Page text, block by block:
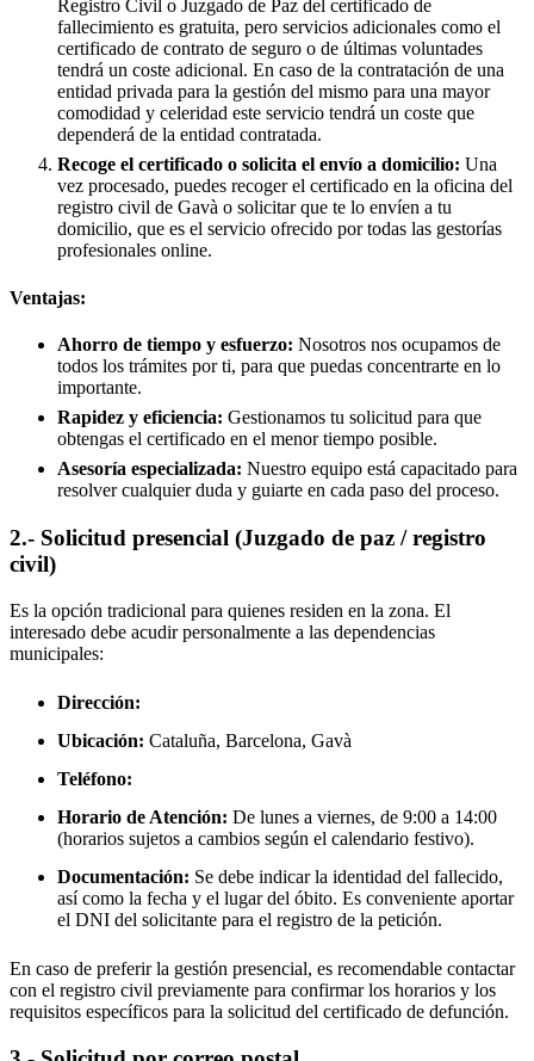
Registro Civil o Juzgado de Paz del certificado de
fallecimiento es gratuita, pero servicios adicionales como el
certificado de contrato de seguro o de últimas voluntades
tendrá un coste adicional. En caso de la contratación de una
entidad privada para la gestión del mismo para una mayor
comodidad y celeridad este servicio tendrá un coste que
dependerá de la entidad contratada.
Recoge el certificado o solicita el envío a domicilio: Una
vez procesado, puedes recoger el certificado en la oficina del
registro civil de Gavà o solicitar que te lo envíen a tu
domicilio, que es el servicio ofrecido por todas las gestorías
profesionales online.
Ventajas:
Ahorro de tiempo y esfuerzo: Nosotros nos ocupamos de
todos los trámites por ti, para que puedas concentrarte en lo
importante.
Rapidez y eficiencia: Gestionamos tu solicitud para que
obtengas el certificado en el menor tiempo posible.
Asesoría especializada: Nuestro equipo está capacitado para
resolver cualquier duda y guiarte en cada paso del proceso.
2.- Solicitud presencial (Juzgado de paz / registro
civil)
Es la opción tradicional para quienes residen en la zona. El
interesado debe acudir personalmente a las dependencias
municipales:
Dirección:
Ubicación: Cataluña, Barcelona, Gavà
Teléfono:
Horario de Atención: De lunes a viernes, de 9:00 a 14:00
(horarios sujetos a cambios según el calendario festivo).
Documentación: Se debe indicar la identidad del fallecido,
así como la fecha y el lugar del óbito. Es conveniente aportar
el DNI del solicitante para el registro de la petición.
En caso de preferir la gestión presencial, es recomendable contactar
con el registro civil previamente para confirmar los horarios y los
requisitos específicos para la solicitud del certificado de defunción.